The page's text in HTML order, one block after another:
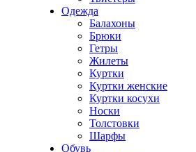
Одежда
Балахоны
Брюки
Гетры
Жилеты
Куртки
Куртки женские
Куртки косухи
Носки
Толстовки
Шарфы
Обувь